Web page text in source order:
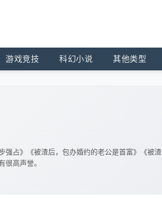
游戏竞技 科幻小说 其他类型
占》《被渣后，包办婚约的老公是首富》《被
高声誉。